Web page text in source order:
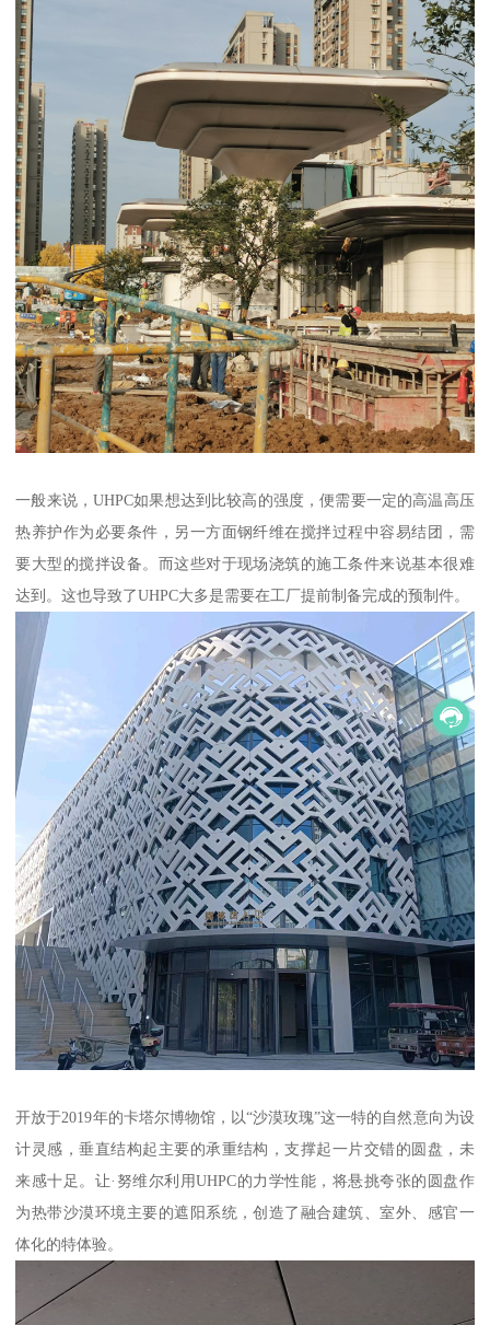
一般来说，UHPC如果想达到比较高的强度，便需要一定的高温高压
热养护作为必要条件，另一方面钢纤维在搅拌过程中容易结团，需
要大型的搅拌设备。而这些对于现场浇筑的施工条件来说基本很难
达到。这也导致了UHPC大多是需要在工厂提前制备完成的预制件。
开放于2019年的卡塔尔博物馆，以“沙漠玫瑰”这一特的自然意向为设
计灵感，垂直结构起主要的承重结构，支撑起一片交错的圆盘，未
来感十足。让·努维尔利用UHPC的力学性能，将悬挑夸张的圆盘作
为热带沙漠环境主要的遮阳系统，创造了融合建筑、室外、感官一
体化的特体验。